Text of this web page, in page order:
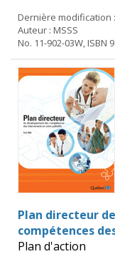
Dernière modification :
Auteur : MSSS
No. 11-902-03W, ISBN
Plan directeur
compétences
Plan d'action